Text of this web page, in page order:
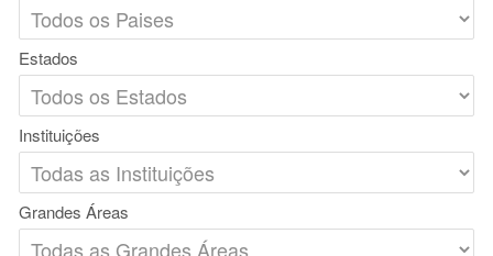
Estados
Instituições
Grandes Áreas